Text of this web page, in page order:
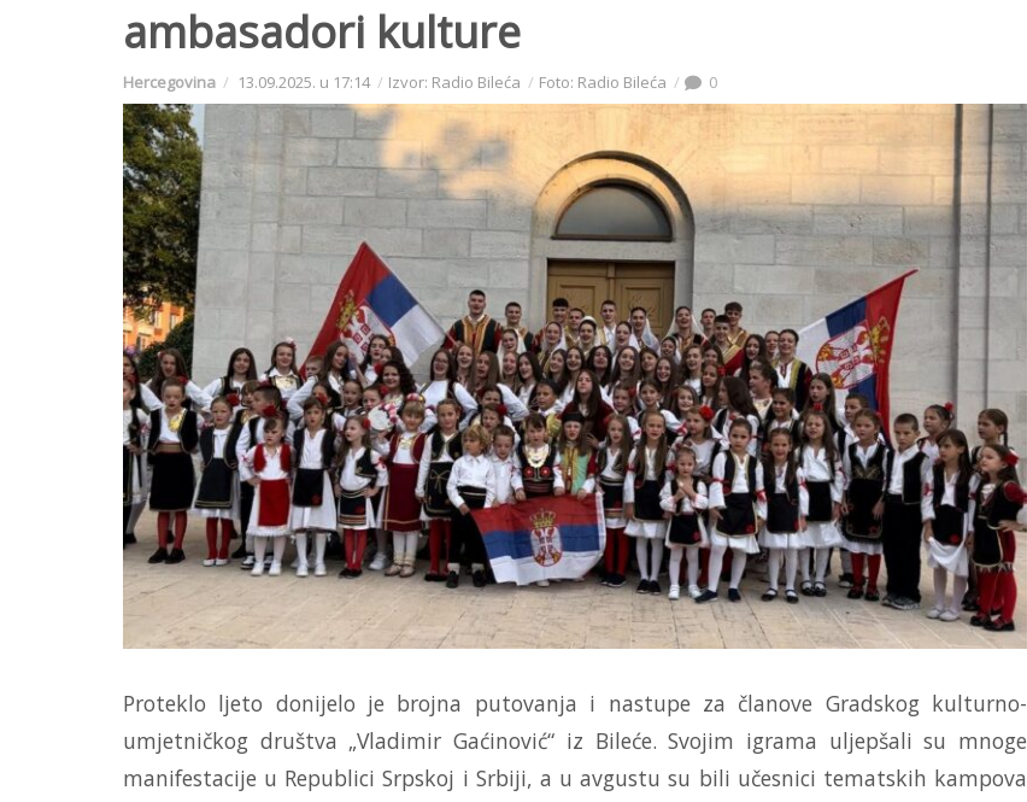
ambasadori kulture
Hercegovina 13.09.2025. u 17:14 Izvor: Radio Bileća Foto: Radio Bileća 0
Proteklo ljeto donijelo je brojna putovanja i nastupe za članove Gradskog kulturno-
umjetničkog društva „Vladimir Gaćinović“ iz Bileće. Svojim igrama uljepšali su mnoge
manifestacije u Republici Srpskoj i Srbiji, a u avgustu su bili učesnici tematskih kampova